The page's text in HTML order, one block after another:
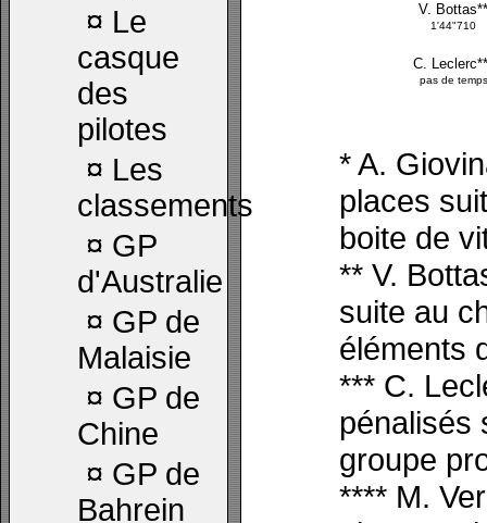
¤ Le
casque
des
pilotes
¤ Les
classements
¤ GP
d'Australie
¤ GP de
Malaisie
¤ GP de
Chine
¤ GP de
Bahrein
V. Bottas**
1'44"710
C.
pas de temps
* A.
places
boite de
** V.
suite au
éléments
*** C.
pénalisés
groupe
**** M.